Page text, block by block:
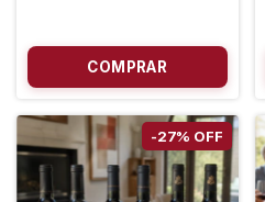
-27% OFF